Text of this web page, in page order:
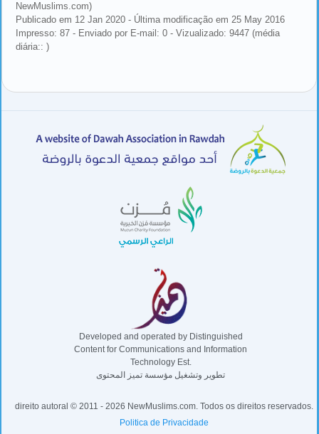
NewMuslims.com)
Publicado em 12 Jan 2020 - Última modificação em 25 May 2016
Impresso: 87 - Enviado por E-mail: 0 - Vizualizado: 9447 (média
diária:: )
Developed and operated by Distinguished
Content for Communications and Information
Technology Est.
تطوير وتشغيل مؤسسة تميز المحتوى
direito autoral © 2011 - 2026 NewMuslims.com. Todos os direitos reservados.
Politica de Privacidade